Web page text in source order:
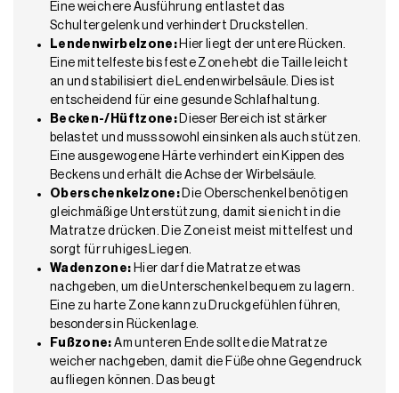
Eine weichere Ausführung entlastet das
Schultergelenk und verhindert Druckstellen.
Lendenwirbelzone:Hier liegt der untere Rücken.
Eine mittelfeste bis feste Zone hebt die Taille leicht
an und stabilisiert die Lendenwirbelsäule. Dies ist
entscheidend für eine gesunde Schlafhaltung.
Becken-/Hüftzone:Dieser Bereich ist stärker
belastet und muss sowohl einsinken als auch stützen.
Eine ausgewogene Härte verhindert ein Kippen des
Beckens und erhält die Achse der Wirbelsäule.
Oberschenkelzone:Die Oberschenkel benötigen
gleichmäßige Unterstützung, damit sie nicht in die
Matratze drücken. Die Zone ist meist mittelfest und
sorgt für ruhiges Liegen.
Wadenzone: Hier darf die Matratze etwas
nachgeben, um die Unterschenkel bequem zu lagern.
Eine zu harte Zone kann zu Druckgefühlen führen,
besonders in Rückenlage.
Fußzone: Am unteren Ende sollte die Matratze
weicher nachgeben, damit die Füße ohne Gegendruck
aufliegen können. Das beugt